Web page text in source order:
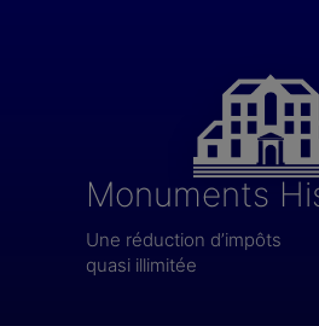
Monuments
Une réduction d’impôts
quasi illimitée